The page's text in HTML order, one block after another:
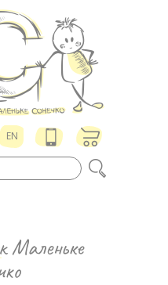
EN
Маленьке